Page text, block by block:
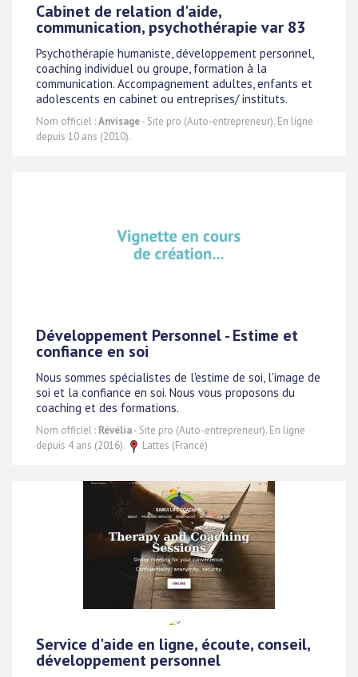
Cabinet de relation d'aide,
communication, psychothérapie var 83
Psychothérapie humaniste, développement personnel,
coaching individuel ou groupe, formation à la
communication. Accompagnement adultes, enfants et
adolescents en cabinet ou entreprises/ instituts.
Nom officiel :Anvisage- Site pro (Auto-entrepreneur). En ligne
depuis 10 ans (2010).
Développement Personnel - Estime et
confiance en soi
Nous sommes spécialistes de l'estime de soi, l'image de
soi et la confiance en soi. Nous vous proposons du
coaching et des formations.
Nom officiel : Révélia- Site pro (Auto-entrepreneur). En ligne
depuis 4 ans (2016).
Lattes (France)
Service d'aide en ligne, écoute, conseil,
développement personnel